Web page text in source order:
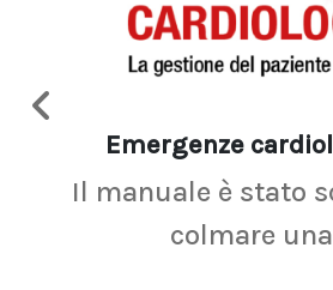
Emergenze
Il manuale è stato
colmare